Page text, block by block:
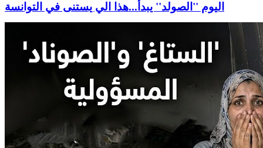
اليوم ''الصولد'' يبدأ...هذا الي يستنى في التوانسة